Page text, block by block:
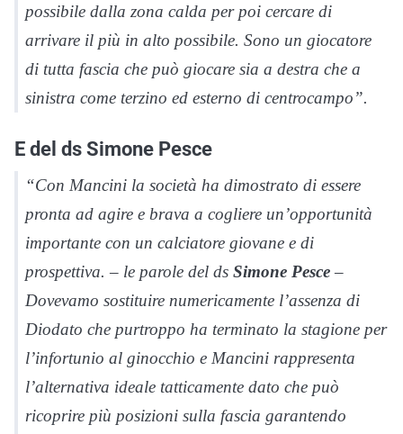
possibile dalla zona calda per poi cercare di
arrivare il più in alto possibile. Sono un giocatore
di tutta fascia che può giocare sia a destra che a
sinistra come terzino ed esterno di centrocampo”.
E del ds Simone Pesce
“Con Mancini la società ha dimostrato di essere
pronta ad agire e brava a cogliere un’opportunità
importante con un calciatore giovane e di
prospettiva. – le parole del ds Simone Pesce–
Dovevamo sostituire numericamente l’assenza di
Diodato che purtroppo ha terminato la stagione per
l’infortunio al ginocchio e Mancini rappresenta
l’alternativa ideale tatticamente dato che può
ricoprire più posizioni sulla fascia garantendo